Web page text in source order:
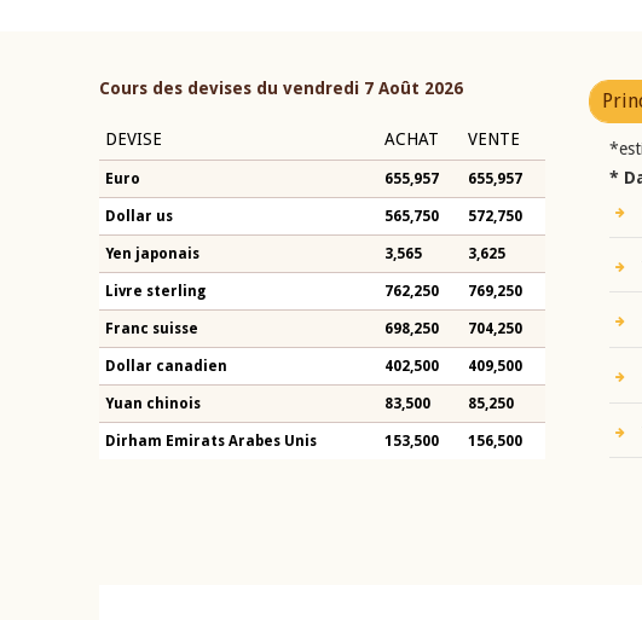
Cours des devises du vendredi 7 Août 2026
DEVISE ACHAT VENTE
Euro 655,957 655,957
Dollar us 565,750 572,750
Yen japonais 3,565 3,625
Livre sterling 762,250 769,250
Franc suisse 698,250 704,250
Dollar canadien 402,500 409,500
Yuan chinois 83,500 85,250
Dirham Emirats Arabes Unis 153,500 156,500
*